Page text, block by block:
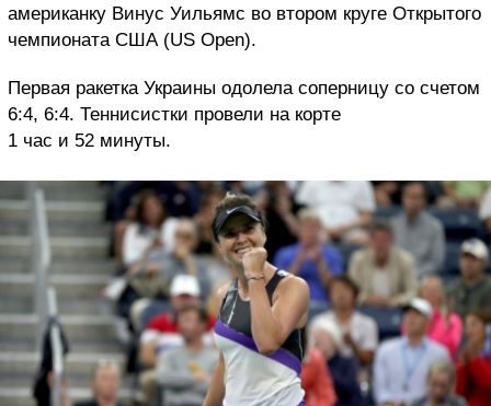
американку Винус Уильямс во втором круге Открытого
чемпионата США (US Open).
Первая ракетка Украины одолела соперницу со счетом
6:4, 6:4. Теннисистки провели на корте
1 час и 52 минуты.